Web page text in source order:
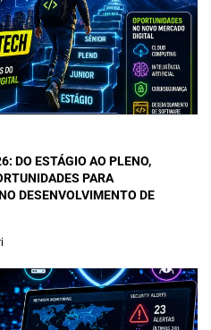
DO ESTÁGIO AO PLENO,
PARA
DESENVOLVIMENTO DE